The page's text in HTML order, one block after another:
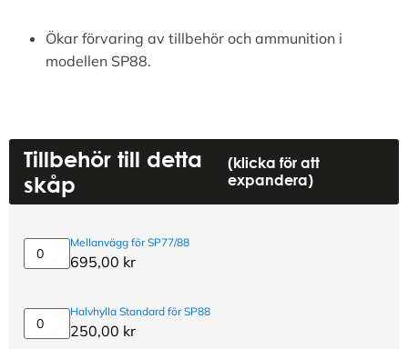
Ökar förvaring av tillbehör och ammunition i
modellen SP88.
Tillbehör till detta
skåp
(klicka för att
expandera)
Mellanvägg
för
Mellanvägg för SP77/88
695,00 kr
Halvhylla
Standard
Halvhylla Standard för SP88
250,00 kr
Alternative: